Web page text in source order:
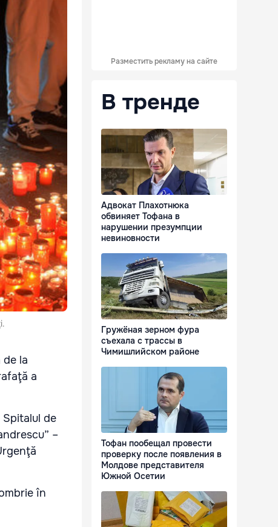
la
a
de
–
în
Разместить рекламу на сайте
В тренде
Адвокат Плахотнюка
обвиняет Тофана в
нарушении презумпции
невиновности
Гружёная зерном фура
съехала с трассы в
Чимишлийском районе
Тофан пообещал провести
проверку после появления в
Молдове представителя
Южной Осетии